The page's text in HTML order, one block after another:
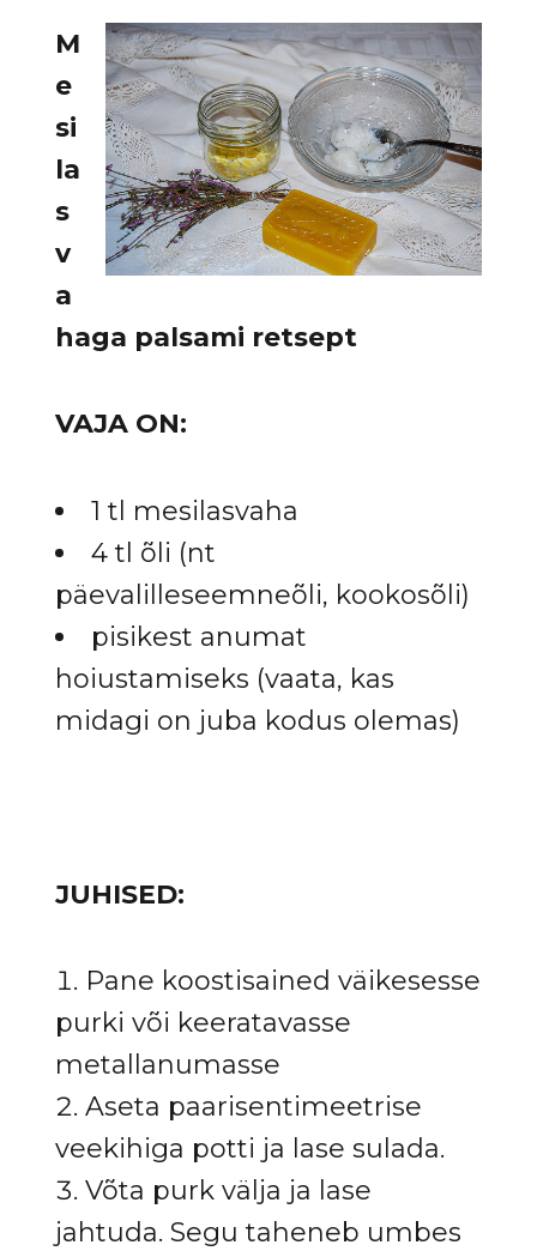
M
e
si
la
s
v
a
haga palsami retsept
VAJA ON:
1 tl mesilasvaha
4 tl õli (nt
päevalilleseemneõli, kookosõli)
pisikest anumat
hoiustamiseks (vaata, kas
midagi on juba kodus olemas)
JUHISED:
Pane koostisained väikesesse
purki või keeratavasse
metallanumasse
Aseta paarisentimeetrise
veekihiga potti ja lase sulada.
Võta purk välja ja lase
jahtuda. Segu taheneb umbes